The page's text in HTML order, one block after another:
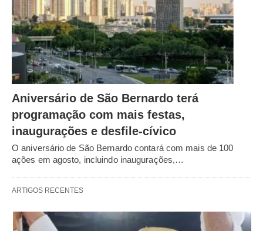
Aniversário de São Bernardo terá
programação com mais festas,
inaugurações e desfile-cívico
O aniversário de São Bernardo contará com mais de 100
ações em agosto, incluindo inaugurações,…
ARTIGOS RECENTES